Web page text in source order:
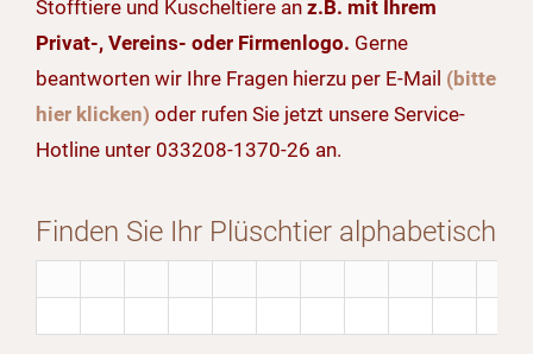
Stofftiere und Kuscheltiere an z.B. mit Ihrem
Privat-, Vereins- oder Firmenlogo. Gerne
beantworten wir Ihre Fragen hierzu per E-Mail (bitte
hier klicken) oder rufen Sie jetzt unsere Service-
Hotline unter 033208-1370-26 an.
Finden Sie Ihr Plüschtier alphabetisch